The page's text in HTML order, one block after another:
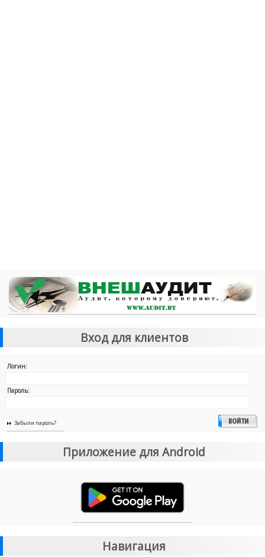
Вход для клиентов
Логин:
Пароль:
Забыли пароль?
Приложение для Android
Навигация